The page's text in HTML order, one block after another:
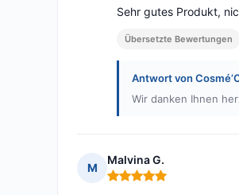
Sehr gutes Produkt,
Übersetzte Bewertungen
Antwort von
Wir danken Ihnen
M
Malvina G.
Hinweis: 5 von 5